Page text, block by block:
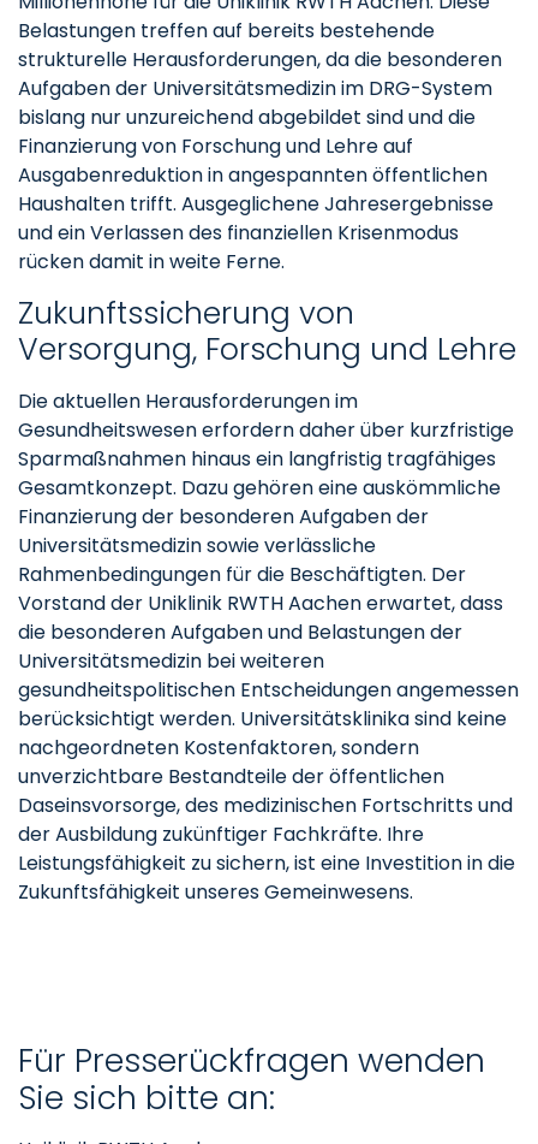
Belastungen treffen auf bereits bestehende
strukturelle Herausforderungen, da die besonderen
Aufgaben der Universitätsmedizin im DRG-System
bislang nur unzureichend abgebildet sind und die
Finanzierung von Forschung und Lehre auf
Ausgabenreduktion in angespannten öffentlichen
Haushalten trifft. Ausgeglichene Jahresergebnisse
und ein Verlassen des finanziellen Krisenmodus
rücken damit in weite Ferne.
Zukunftssicherung von
Versorgung, Forschung und Lehre
Die aktuellen Herausforderungen im
Gesundheitswesen erfordern daher über kurzfristige
Sparmaßnahmen hinaus ein langfristig tragfähiges
Gesamtkonzept. Dazu gehören eine auskömmliche
Finanzierung der besonderen Aufgaben der
Universitätsmedizin sowie verlässliche
Rahmenbedingungen für die Beschäftigten. Der
Vorstand der Uniklinik RWTH Aachen erwartet, dass
die besonderen Aufgaben und Belastungen der
Universitätsmedizin bei weiteren
gesundheitspolitischen Entscheidungen angemessen
berücksichtigt werden. Universitätsklinika sind keine
nachgeordneten Kostenfaktoren, sondern
unverzichtbare Bestandteile der öffentlichen
Daseinsvorsorge, des medizinischen Fortschritts und
der Ausbildung zukünftiger Fachkräfte. Ihre
Leistungsfähigkeit zu sichern, ist eine Investition in die
Zukunftsfähigkeit unseres Gemeinwesens.
Für Presserückfragen wenden
Sie sich bitte an: